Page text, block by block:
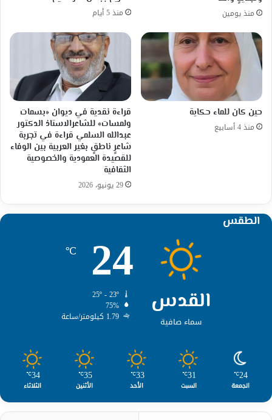
منذ يومين
منذ 5 أيام
حين كان للماء حكاية
منذ 4 أسابيع
قراءة نقدية في ديوان «بسمات
ولمسات» للشاعرالاستاذ الدكتور
عبدالله السلمي قراءة في تجربة
شاعرٍ ناطقٍ بغير العربية بين الوفاء
للقصيدة العمودية والخصوصية
الثقافية
29 يونيو، 2026
الطقس
القدس
سماء صافية
24
℃
75%
1.79 كيلومتر/ساعة
24
℃
الجمعة
31
℃
السبت
33
℃
الأحد
35
℃
الأثنين
34
℃
الثلاثاء